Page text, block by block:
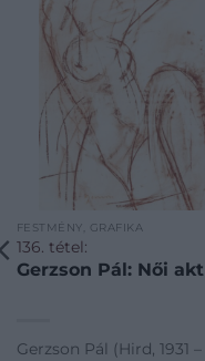
FESTMÉNY, GRAFIKA
136. tétel:
Gerzson Pál: Női akt
Gerzson Pál (Hird, 1931 –